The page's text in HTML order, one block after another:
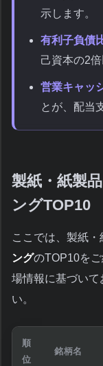
示します。
有利子負債
己資本の2
営業キャッ
とが、配当
製紙・紙製
ングTOP10
ここでは、製紙
ングのTOP10を
場情報に基づいて
い。
順
位
銘柄名